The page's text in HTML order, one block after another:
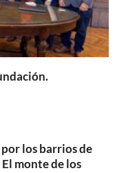
los barrios de
monte de los